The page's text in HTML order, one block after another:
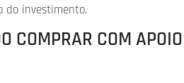
do investimento.
COMPRAR COM APOIO